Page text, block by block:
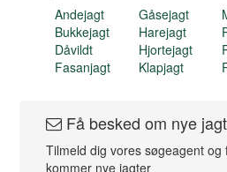
Andejagt
Bukkejagt
Dåvildt
Fasanjagt
Gåsejagt
Harejagt
Hjortejagt
Klapjagt
Få besked om nye
Tilmeld dig vores søgeagent og
kommer nye jagter